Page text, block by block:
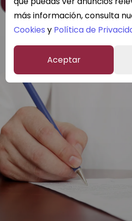
más información, consulta
Cookies y Política de
aceptar